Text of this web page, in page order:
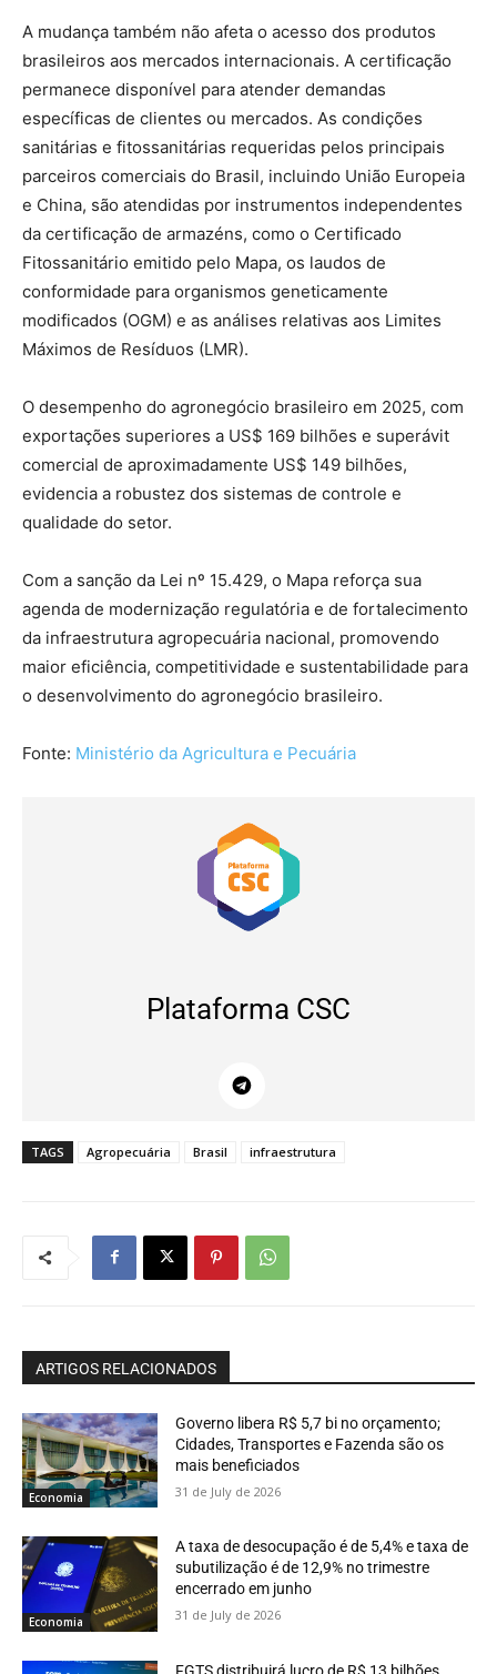
A mudança também não afeta o acesso dos produtos
brasileiros aos mercados internacionais. A certificação
permanece disponível para atender demandas
específicas de clientes ou mercados. As condições
sanitárias e fitossanitárias requeridas pelos principais
parceiros comerciais do Brasil, incluindo União Europeia
e China, são atendidas por instrumentos independentes
da certificação de armazéns, como o Certificado
Fitossanitário emitido pelo Mapa, os laudos de
conformidade para organismos geneticamente
modificados (OGM) e as análises relativas aos Limites
Máximos de Resíduos (LMR).
O desempenho do agronegócio brasileiro em 2025, com
exportações superiores a US$ 169 bilhões e superávit
comercial de aproximadamente US$ 149 bilhões,
evidencia a robustez dos sistemas de controle e
qualidade do setor.
Com a sanção da Lei nº 15.429, o Mapa reforça sua
agenda de modernização regulatória e de fortalecimento
da infraestrutura agropecuária nacional, promovendo
maior eficiência, competitividade e sustentabilidade para
o desenvolvimento do agronegócio brasileiro.
Fonte: Ministério da Agricultura e Pecuária
Plataforma CSC
TAGS Agropecuária Brasil infraestrutura
ARTIGOS RELACIONADOS
Economia
Governo libera R$ 5,7 bi no orçamento;
Cidades, Transportes e Fazenda são os
mais beneficiados
31 de July de 2026
Economia
A taxa de desocupação é de 5,4% e taxa de
subutilização é de 12,9% no trimestre
encerrado em junho
31 de July de 2026